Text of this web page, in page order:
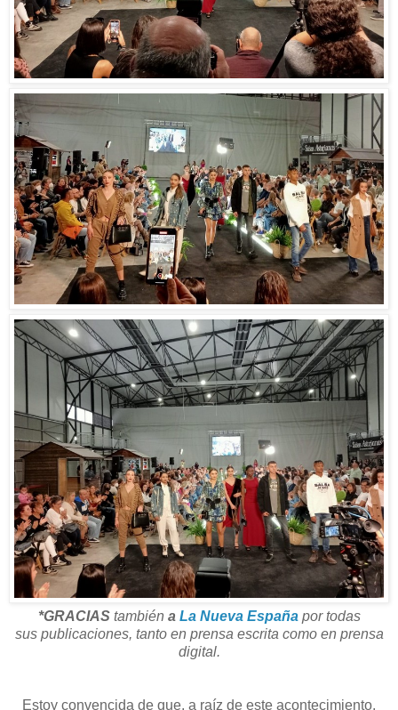
*GRACIAStambién a La Nueva España por todas
sus publicaciones, tanto en prensa escrita como en prensa
digital.
Estoy convencida de que, a raíz de este acontecimiento,